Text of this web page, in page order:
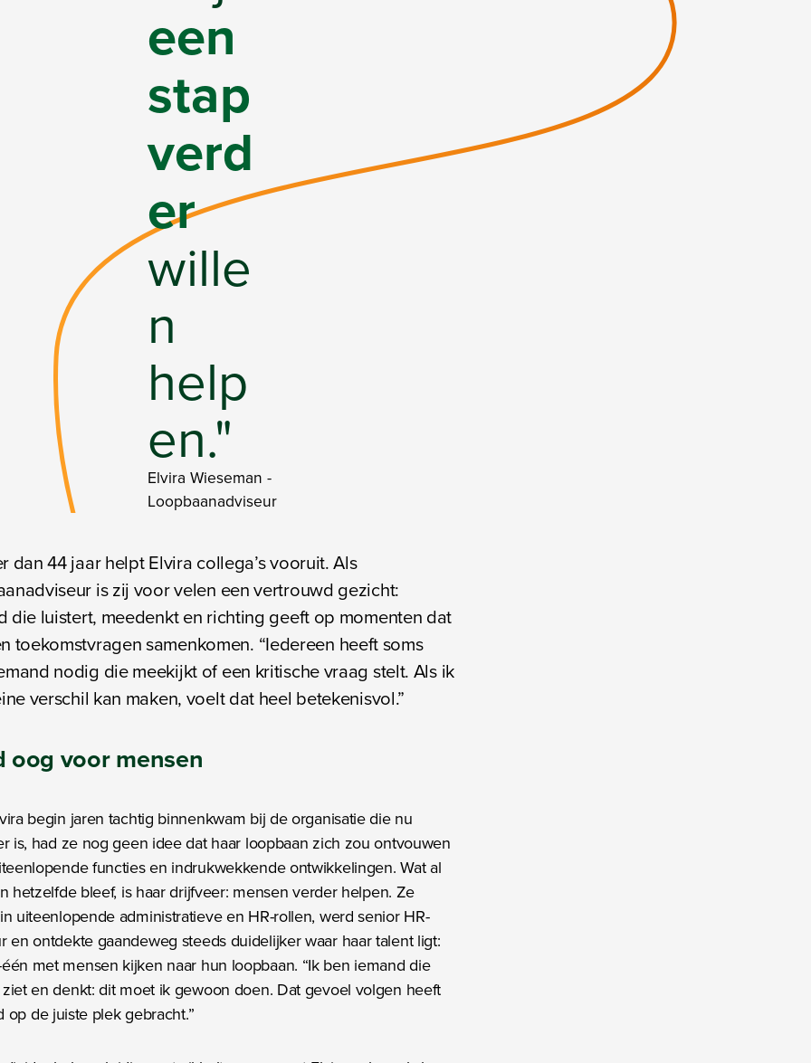
een
stap
verd
er
wille
n
help
en."
Elvira Wieseman -
Loopbaanadviseur
dan 44 jaar helpt Elvira collega’s vooruit. Als
is zij voor velen een vertrouwd gezicht:
die luistert, meedenkt en richting geeft op momenten dat
toekomstvragen samenkomen. “Iedereen heeft soms
nodig die meekijkt of een kritische vraag stelt. Als ik
verschil kan maken, voelt dat heel betekenisvol.”
oog voor mensen
begin jaren tachtig binnenkwam bij de organisatie die nu
is, had ze nog geen idee dat haar loopbaan zich zou ontvouwen
functies en indrukwekkende ontwikkelingen. Wat al
hetzelfde bleef, is haar drijfveer: mensen verder helpen. Ze
uiteenlopende administratieve en HR-rollen, werd senior HR-
en ontdekte gaandeweg steeds duidelijker waar haar talent ligt:
met mensen kijken naar hun loopbaan. “Ik ben iemand die
en denkt: dit moet ik gewoon doen. Dat gevoel volgen heeft
op de juiste plek gebracht.”